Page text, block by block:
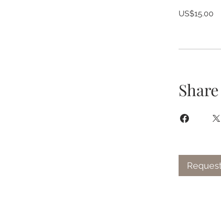
US$15.00
Share